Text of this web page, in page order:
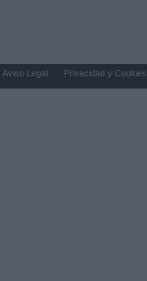
Aviso Legal Privacidad y Cookies